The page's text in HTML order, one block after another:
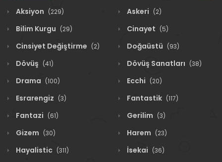
Aksiyon (229) Askeri (2)
Bilim Kurgu (29) Cinayet (5)
Cinsiyet Değiştirme (2) Doğaüstü (93)
Dövüş (41) Dövüş Sanatları (38)
Drama (100) Ecchi (20)
Esrarengiz (3) Fantastik (117)
Fantazi (61) Gerilim (3)
Gizem (30) Harem (23)
Hayalistic (311) İsekai (36)